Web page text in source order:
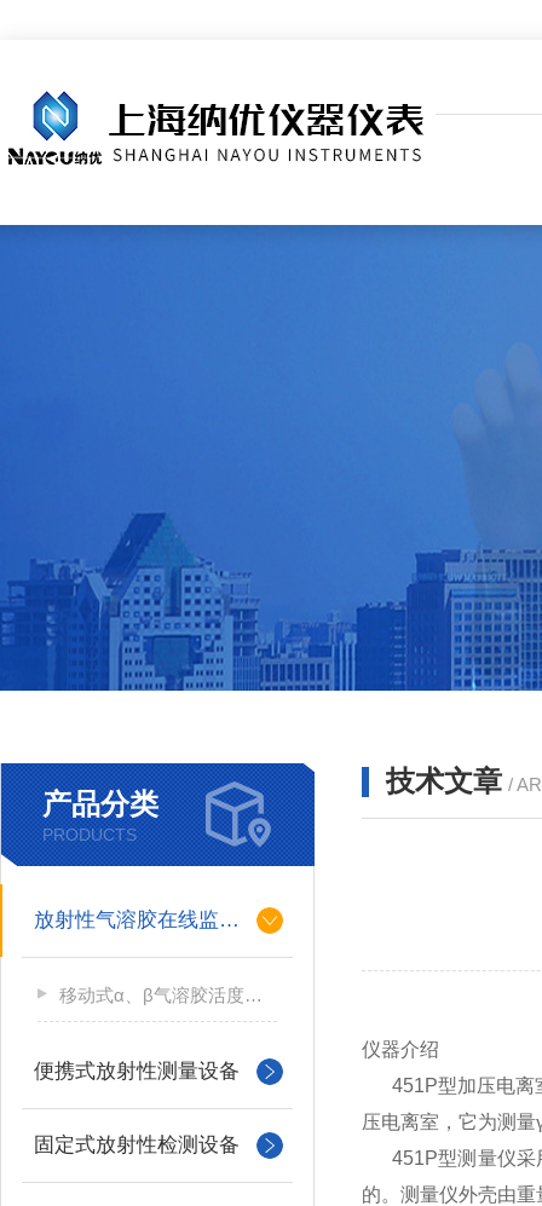
产品分类
PRODUCTS
放射性气溶胶在线监测仪
移动式α、β气溶胶活度测量仪
便携式放射性测量设备
固定式放射性检测设备
技术文章 /
仪器介绍
451P型加压电离
压电离室，它为测量
451P型测量仪采
的。测量仪外壳由